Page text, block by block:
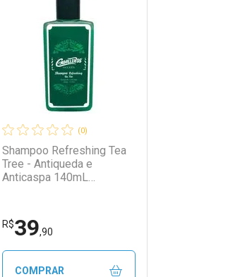
(0)
Shampoo Refreshing Tea
Tree - Antiqueda e
Anticaspa 140mL
R$39,90
COMPRAR